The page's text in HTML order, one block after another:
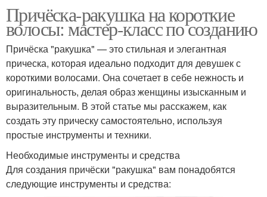
Причёска-ракушка на короткие
волосы: мастер-класс по созданию
Причёска "ракушка" — это стильная и элегантная
прическа, которая идеально подходит для девушек с
короткими волосами. Она сочетает в себе нежность и
оригинальность, делая образ женщины изысканным и
выразительным. В этой статье мы расскажем, как
создать эту прическу самостоятельно, используя
простые инструменты и техники.
Необходимые инструменты и средства
Для создания причёски "ракушка" вам понадобятся
следующие инструменты и средства: